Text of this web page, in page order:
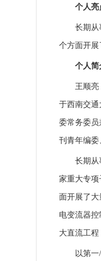
个人亮
长期从
个方面开展
个人简
王顺
于西南交通
委常务委员
刊青年编委
长期从
家重大专
面开展了
电变流器
大直流工
以第